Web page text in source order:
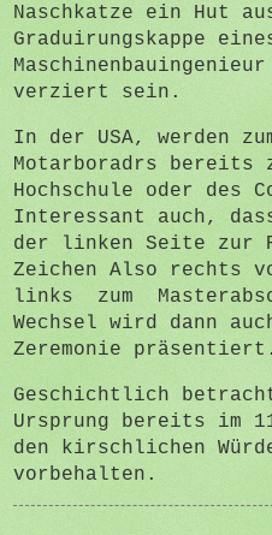
Naschkatze ein Hut
Graduirungskappe
verziert sein.
In der USA, werden
Motarboradrs bereits
Hochschule oder des
Interessant auch,
der linken Seite zur
Zeichen Also rechts
links zum
Wechsel wird dann
Zeremonie präsentiert.
Geschichtlich
Ursprung bereits im
den kirschlichen
vorbehalten.